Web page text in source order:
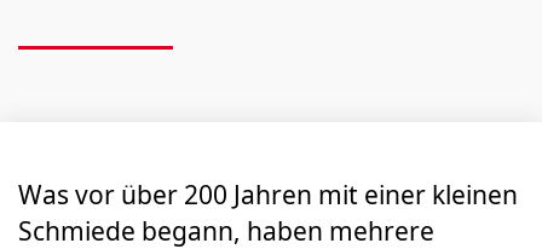
Was vor über 200 Jahren mit einer kleinen
Schmiede begann, haben mehrere